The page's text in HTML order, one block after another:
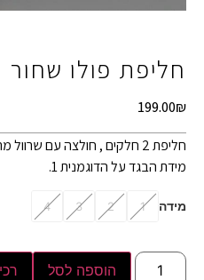
חליפת פולו שחור
199.00₪
חליפת 2 חלקים , חולצה עם
מידת הבגד על הדוגמנית 1.
מידה 1
2
3
4
הוספה לסל